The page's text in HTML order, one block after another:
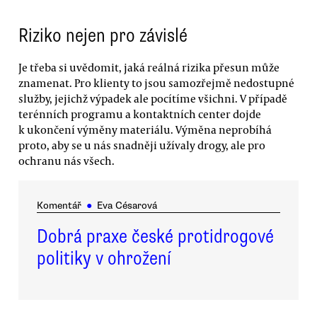
Riziko nejen pro závislé
Je třeba si uvědomit, jaká reálná rizika přesun může
znamenat. Pro klienty to jsou samozřejmě nedostupné
služby, jejichž výpadek ale pocítíme všichni. V případě
terénních programu a kontaktních center dojde
k ukončení výměny materiálu. Výměna neprobíhá
proto, aby se u nás snadněji užívaly drogy, ale pro
ochranu nás všech.
Komentář ● Eva Césarová
Dobrá praxe české protidrogové
politiky v ohrožení